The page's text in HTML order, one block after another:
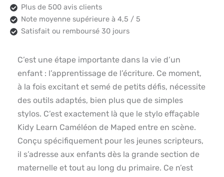
Plus de 500 avis clients
Note moyenne supérieure à 4,5 / 5
Satisfait ou remboursé 30 jours
C’est une étape importante dans la vie d’un
enfant : l’apprentissage de l’écriture. Ce moment,
à la fois excitant et semé de petits défis, nécessite
des outils adaptés, bien plus que de simples
stylos. C’est exactement là que le stylo effaçable
Kidy Learn Caméléon de Maped entre en scène.
Conçu spécifiquement pour les jeunes scripteurs,
il s’adresse aux enfants dès la grande section de
maternelle et tout au long du primaire. Ce n’est